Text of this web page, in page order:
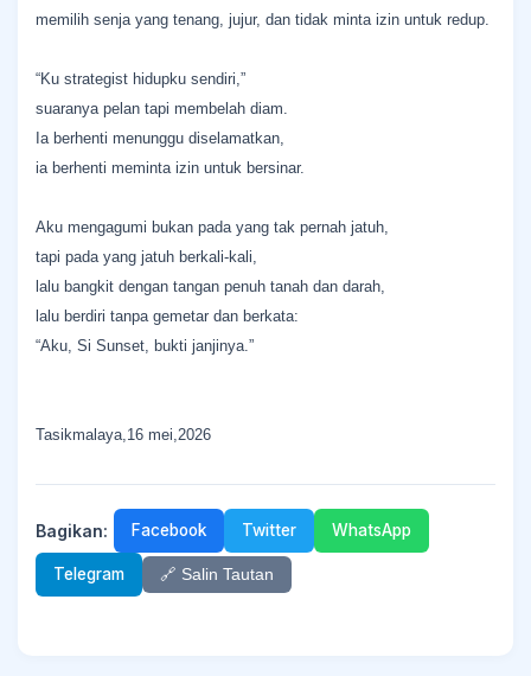
memilih senja yang tenang, jujur, dan tidak minta izin untuk redup.
“Ku strategist hidupku sendiri,”
suaranya pelan tapi membelah diam.
Ia berhenti menunggu diselamatkan,
ia berhenti meminta izin untuk bersinar.
Aku mengagumi bukan pada yang tak pernah jatuh,
tapi pada yang jatuh berkali-kali,
lalu bangkit dengan tangan penuh tanah dan darah,
lalu berdiri tanpa gemetar dan berkata:
“Aku, Si Sunset, bukti janjinya.”
Tasikmalaya,16 mei,2026
Bagikan: Facebook Twitter WhatsApp
Telegram 🔗 Salin Tautan